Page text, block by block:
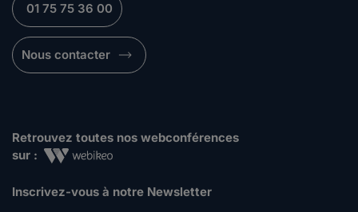
01 75 75 36 00
Nous contacter
Retrouvez toutes nos webconférences
sur :
Inscrivez-vous à notre Newsletter